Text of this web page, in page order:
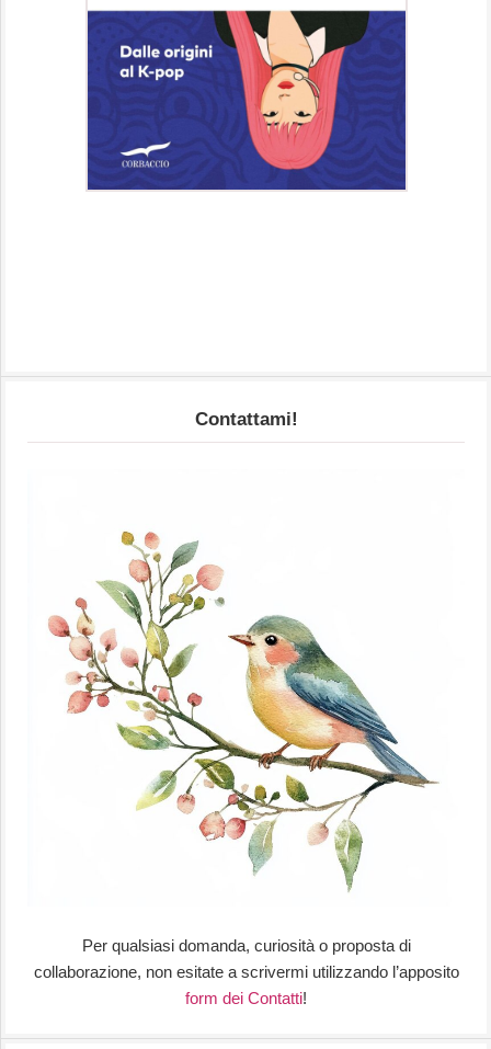
Contattami!
Per qualsiasi domanda, curiosità o proposta di
collaborazione, non esitate a scrivermi utilizzando l’apposito
form dei Contatti!